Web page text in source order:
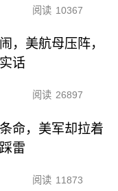
阅读 10367
，美航母压阵，
话
阅读 26897
命，美军却拉着
雷
阅读 11873